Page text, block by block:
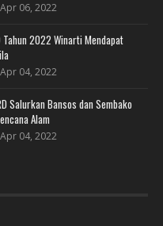
Apr 06, 2022
Tahun 2022 Winarti Mendapat
Apr 04, 2022
Salurkan Bansos dan Sembako
Alam
Apr 04, 2022